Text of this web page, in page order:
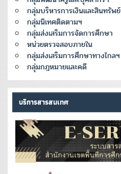
กลุ่มบริหารการเงินและสินทรัพย์
กลุ่มนิเทศติดตามฯ
กลุ่มส่งเสริมการจัดการศึกษา
หน่วยตรวจสอบภายใน
กลุ่มส่งเสริมการศึกษาทางไกลฯ
กลุ่มกฎหมายและคดี
บริการสารสนเทศ